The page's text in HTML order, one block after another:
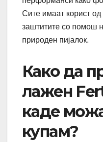
Сите имаат корист
заштитите со помош
природен пијалок.
Како да
лажен
каде
купам?